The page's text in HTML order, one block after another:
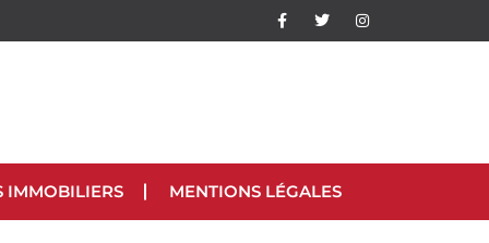
IMMOBILIERS MENTIONS LÉGALES